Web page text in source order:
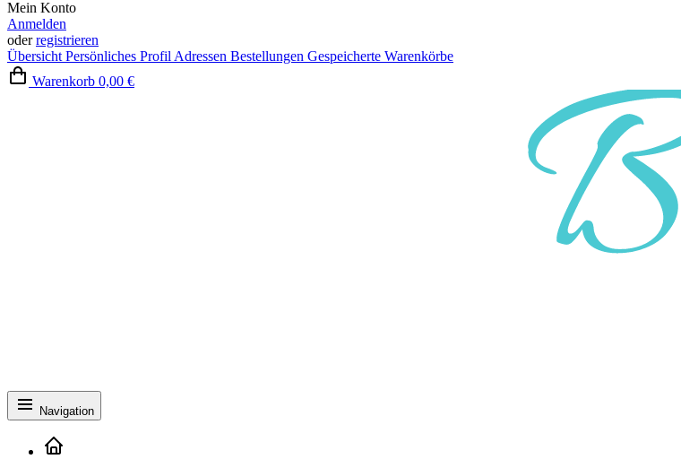
Mein Konto
Anmelden
oderregistrieren
Übersicht Persönliches Profil Adressen Bestellungen Gespeicherte Warenkörbe
Warenkorb 0,00 €
Navigation